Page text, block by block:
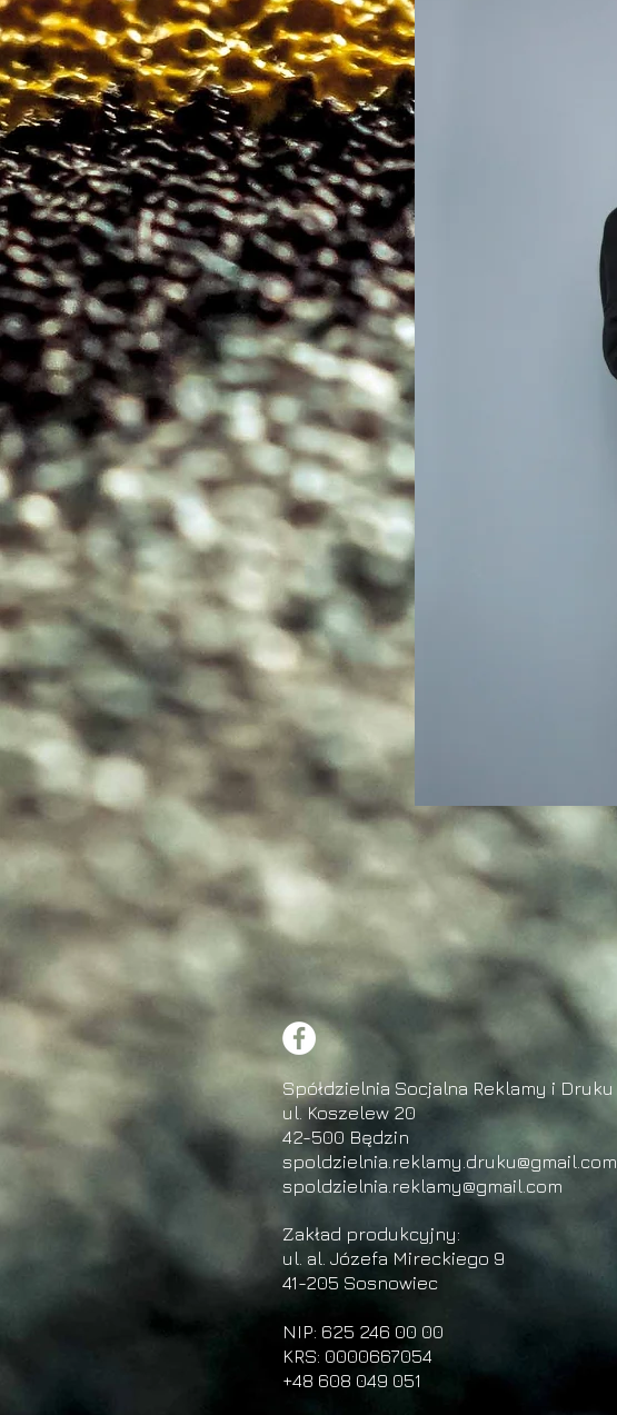
Spółdzielnia Socjalna Reklamy i Druku
ul. Koszelew 20
42-500 Będzin
spoldzielnia.reklamy.druku@gmail.com
spoldzielnia.reklamy@gmail.com
Zakład produkcyjny:
ul. al. Józefa Mireckiego 9
41-205 Sosnowiec
NIP: 625 246 00 00
KRS: 0000667054
+48 608 049 051